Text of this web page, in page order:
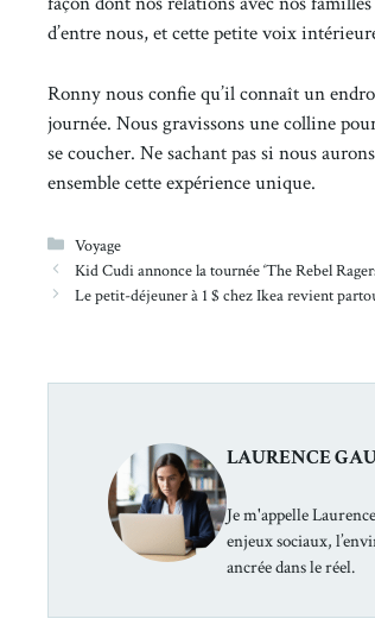
d’entre nous, et cette petite voix
Ronny nous confie qu’il connaît un
journée. Nous gravissons une colline
se coucher. Ne sachant pas si nous
ensemble cette expérience unique.
Catégories
Voyage
Kid Cudi annonce la tournée ‘The Rebel
Le petit-déjeuner à 1 $ chez Ikea revient
LAURENCE
Je m'appelle
enjeux sociaux,
ancrée dans le réel.